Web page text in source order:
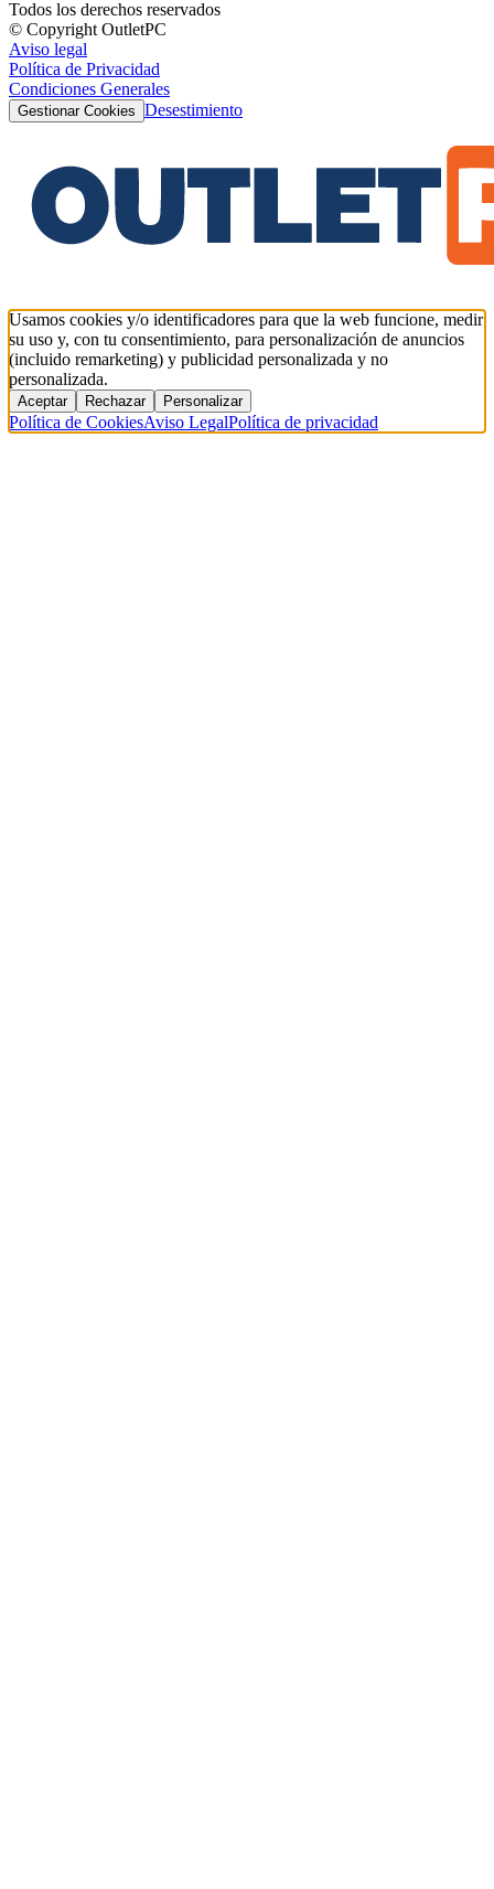
Todos los derechos reservados
© Copyright OutletPC
Aviso legal
Política de Privacidad
Condiciones Generales
Gestionar Cookies Desestimiento
Usamos cookies y/o identificadores para que la web funcione, medir
su uso y, con tu consentimiento, para personalización de anuncios
(incluido remarketing) y publicidad personalizada y no
personalizada.
Aceptar Rechazar Personalizar
Política de CookiesAviso LegalPolítica de privacidad